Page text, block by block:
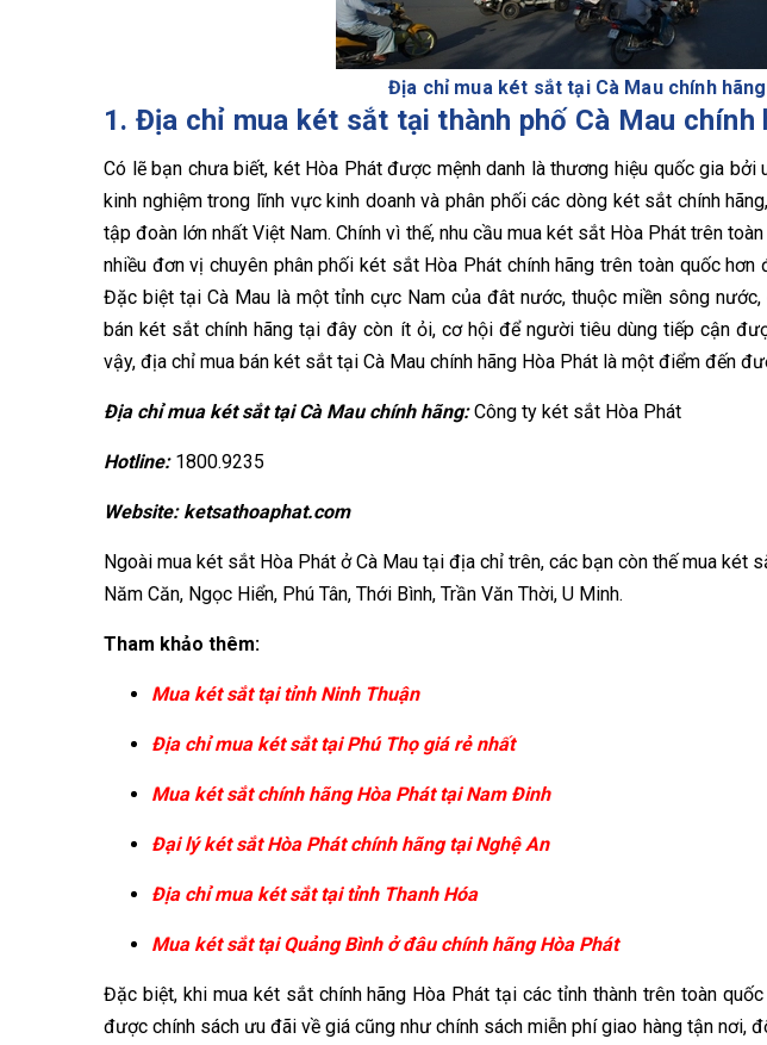
Địa chỉ mua két sắt tại Cà Mau chính
1. Địa chỉ mua két sắt tại thành phố Cà Mau chính
Có lẽ bạn chưa biết, két Hòa Phát được mệnh danh là thương hiệu quốc gia
kinh nghiệm trong lĩnh vực kinh doanh và phân phối các dòng két sắt chính
tập đoàn lớn nhất Việt Nam. Chính vì thế, nhu cầu mua két sắt Hòa Phát trên
nhiều đơn vị chuyên phân phối két sắt Hòa Phát chính hãng trên toàn quốc
Đặc biệt tại Cà Mau là một tỉnh cực Nam của đât nước, thuộc miền sông nước,
bán két sắt chính hãng tại đây còn ít ỏi, cơ hội để người tiêu dùng tiếp cận
vậy, địa chỉ mua bán két sắt tại Cà Mau chính hãng Hòa Phát là một điểm đến
Địa chỉ mua két sắt tại Cà Mau chính hãng:Công ty két sắt Hòa Phát
Hotline: 1800.9235
Website: ketsathoaphat.com
Ngoài mua két sắt Hòa Phát ở Cà Mau tại địa chỉ trên, các bạn còn thế mua két
Năm Căn, Ngọc Hiển, Phú Tân, Thới Bình, Trần Văn Thời, U Minh.
Tham khảo thêm:
Mua két sắt tại tỉnh Ninh Thuận
Địa chỉ mua két sắt tại Phú Thọ giá rẻ nhất
Mua két sắt chính hãng Hòa Phát tại Nam Đinh
Đại lý két sắt Hòa Phát chính hãng tại Nghệ An
Địa chỉ mua két sắt tại tỉnh Thanh Hóa
Mua két sắt tại Quảng Bình ở đâu chính hãng Hòa Phát
Đặc biệt, khi mua két sắt chính hãng Hòa Phát tại các tỉnh thành trên toàn
được chính sách ưu đãi về giá cũng như chính sách miễn phí giao hàng tận nơi,